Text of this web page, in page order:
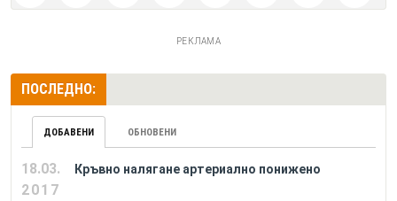
РЕКЛАМА
ПОСЛЕДНО:
ДОБАВЕНИ ОБНОВЕНИ
18.03.
2017
Кръвно налягане артериално понижено